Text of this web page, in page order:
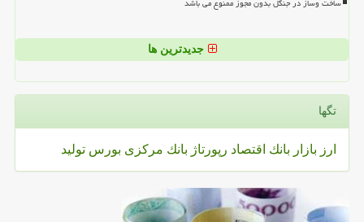
ساخت وساز در جنگل بدون مجوز ممنوع می باشد
جدیدترین ها
تگها
ارز بازار بانك اقتصاد رپورتاژ بانك مركزی بورس تولید